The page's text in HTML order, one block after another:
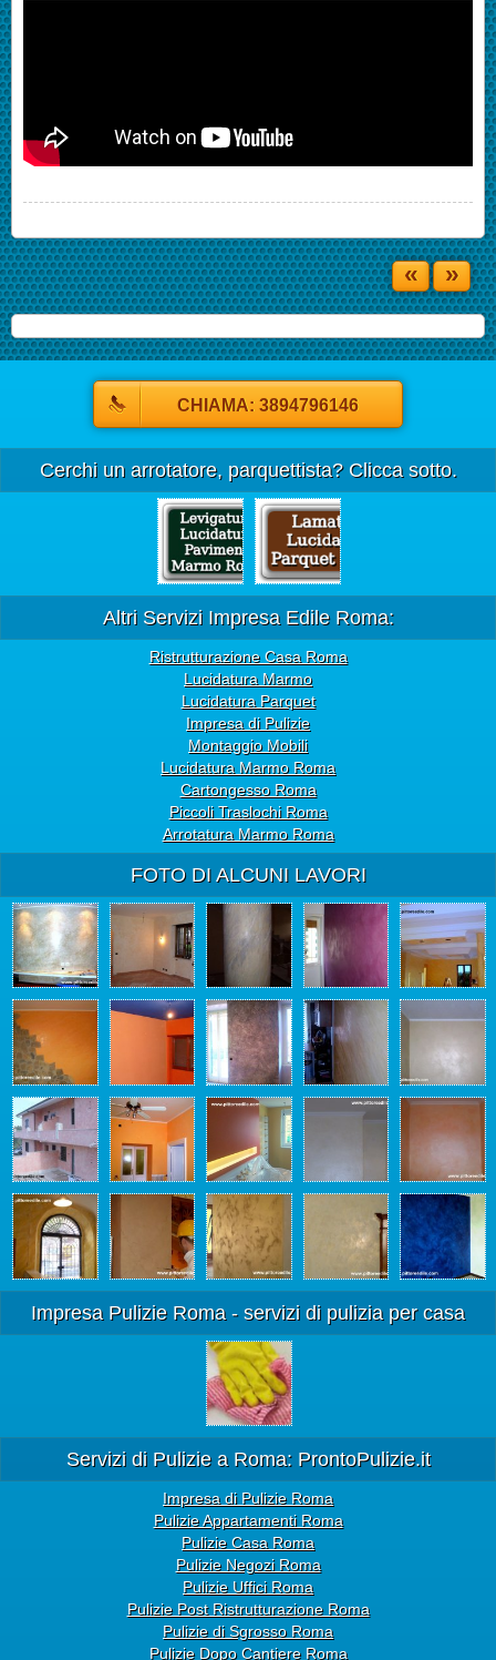
« »
CHIAMA: 3894796146
Cerchi un arrotatore, parquettista? Clicca sotto.
Altri Servizi Impresa Edile Roma:
Ristrutturazione Casa Roma
Lucidatura Marmo
Lucidatura Parquet
Impresa di Pulizie
Montaggio Mobili
Lucidatura Marmo Roma
Cartongesso Roma
Piccoli Traslochi Roma
Arrotatura Marmo Roma
FOTO DI ALCUNI LAVORI
Impresa Pulizie Roma - servizi di pulizia per casa
Servizi di Pulizie a Roma: ProntoPulizie.it
Impresa di Pulizie Roma
Pulizie Appartamenti Roma
Pulizie Casa Roma
Pulizie Negozi Roma
Pulizie Uffici Roma
Pulizie Post Ristrutturazione Roma
Pulizie di Sgrosso Roma
Pulizie Dopo Cantiere Roma